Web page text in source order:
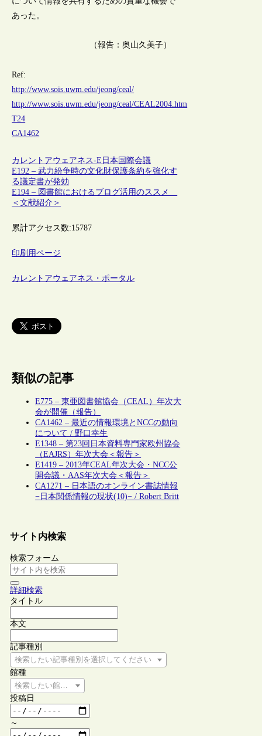
あった。
（報告：奥山久美子）
Ref:
http://www.sois.uwm.edu/jeong/ceal/
http://www.sois.uwm.edu/jeong/ceal/CEAL2004.htm
T24
CA1462
カレントアウェアネス-E 日本 国際会議
E192 – 武力紛争時の文化財保護条約を強化す
る議定書が発効
E194 – 図書館におけるブログ活用のススメ
＜文献紹介＞
累計アクセス数:15787
印刷用ページ
カレントアウェアネス・ポータル
類似の記事
E775 – 東亜図書館協会（CEAL）年次大
会が開催（報告）
CA1462 – 最近の情報環境とNCCの動向
について / 野口幸生
E1348 – 第23回日本資料専門家欧州協会
（EAJRS）年次大会＜報告＞
E1419 – 2013年CEAL年次大会・NCC公
開会議・AAS年次大会＜報告＞
CA1271 – 日本語のオンライン書誌情報
−日本関係情報の現状(10)− / Robert Britt
サイト内検索
検索フォーム
詳細検索
タイトル
本文
記事種別
検索したい記事種別を選択してください
館種
検索したい館種を選択してください
投稿日
～